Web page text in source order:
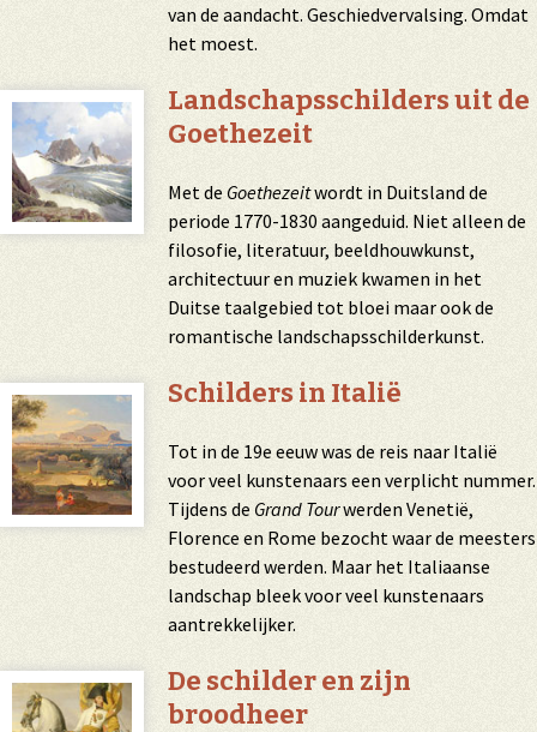
van de aandacht. Geschiedvervalsing. Omdat
het moest.
Landschapsschilders uit de
Goethezeit
Met deGoethezeitwordt in Duitsland de
periode 1770-1830 aangeduid. Niet alleen de
filosofie, literatuur, beeldhouwkunst,
architectuur en muziek kwamen in het
Duitse taalgebied tot bloei maar ook de
romantische landschapsschilderkunst.
Schilders in Italië
Tot in de 19e eeuw was de reis naar Italië
voor veel kunstenaars een verplicht nummer.
Tijdens de Grand Tourwerden Venetië,
Florence en Rome bezocht waar de meesters
bestudeerd werden. Maar het Italiaanse
landschap bleek voor veel kunstenaars
aantrekkelijker.
De schilder en zijn
broodheer